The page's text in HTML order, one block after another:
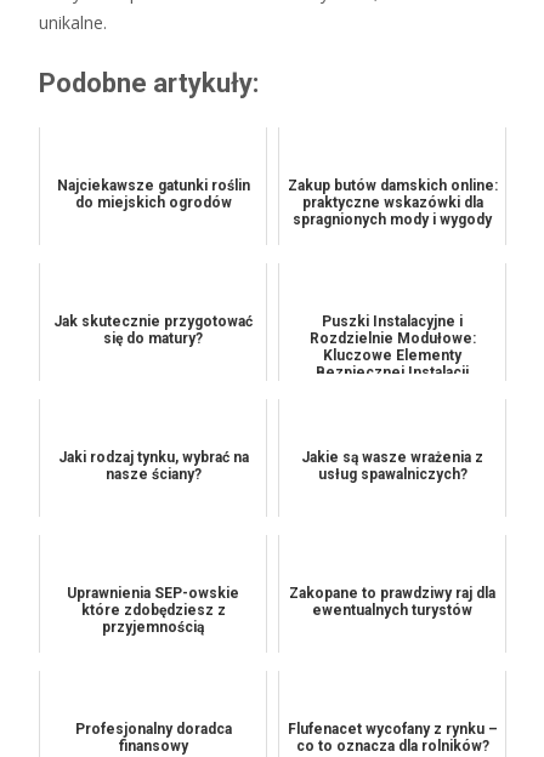
unikalne.
Podobne artykuły:
Najciekawsze gatunki roślin
do miejskich ogrodów
Zakup butów damskich online:
praktyczne wskazówki dla
spragnionych mody i wygody
Jak skutecznie przygotować
się do matury?
Puszki Instalacyjne i
Rozdzielnie Modułowe:
Kluczowe Elementy
Bezpiecznej Instalacji
Jaki rodzaj tynku, wybrać na
nasze ściany?
Jakie są wasze wrażenia z
usług spawalniczych?
Uprawnienia SEP-owskie
które zdobędziesz z
przyjemnością
Zakopane to prawdziwy raj dla
ewentualnych turystów
Profesjonalny doradca
finansowy
Flufenacet wycofany z rynku –
co to oznacza dla rolników?